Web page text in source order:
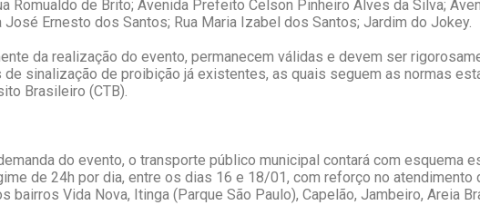
Romualdo de Brito; Avenida Prefeito Celson Pinheiro Alves da Silva;
José Ernesto dos Santos; Rua Maria Izabel dos Santos; Jardim do Jokey.
da realização do evento, permanecem válidas e devem ser
de sinalização de proibição já existentes, as quais seguem as normas
Brasileiro (CTB).
do evento, o transporte público municipal contará com esquema
de 24h por dia, entre os dias 16 e 18/01, com reforço no atendimento
bairros Vida Nova, Itinga (Parque São Paulo), Capelão, Jambeiro, Areia